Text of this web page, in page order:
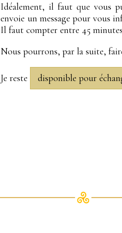
Idéalement, il faut que vous
envoie un message pour vous
Il faut compter entre 45 minutes
Nous pourrons, par la suite,
Je reste disponible pour